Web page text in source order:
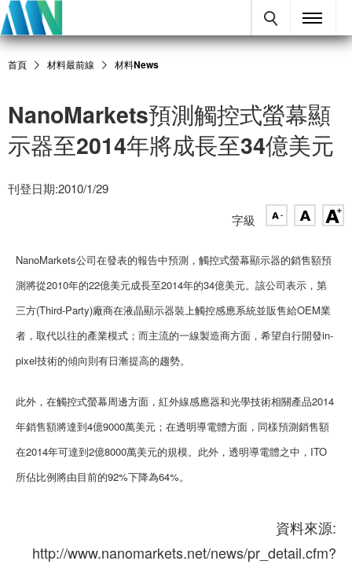
首頁 材料最前線 材料News
NanoMarkets預測觸控式螢幕顯
示器至2014年將成長至34億美元
刊登日期:2010/1/29
字級
NanoMarkets公司在發表的報告中預測，觸控式螢幕顯示器的銷售額預
測將從2010年的22億美元成長至2014年的34億美元。該公司表示，第
三方(Third-Party)廠商在液晶顯示器裝上觸控感應系統並販售給OEM業
者，取代以往的產業模式；而主流的一線製造商方面，希望自行開發in-
pixel技術的傾向則有日漸提高的趨勢。
此外，在觸控式螢幕周邊方面，紅外線感應器和光學技術相關產品2014
年銷售額將達到4億9000萬美元；在透明導電體方面，同樣預測銷售額
在2014年可達到2億8000萬美元的規模。此外，透明導電體之中，ITO
所佔比例將由目前的92%下降為64%。
資料來源:
http://www.nanomarkets.net/news/pr_detail.cfm?